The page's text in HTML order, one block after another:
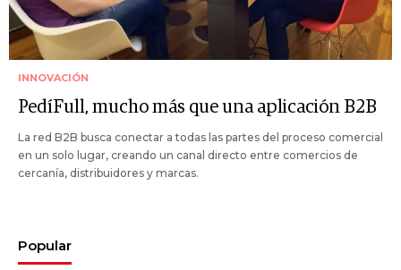
INNOVACIÓN
PedíFull, mucho más que una aplicación B2B
La red B2B busca conectar a todas las partes del proceso comercial
en un solo lugar, creando un canal directo entre comercios de
cercanía, distribuidores y marcas.
Popular